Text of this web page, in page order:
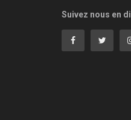
Suivez nous en